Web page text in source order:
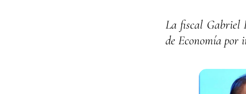
La fiscal Gabriel
de Economía por